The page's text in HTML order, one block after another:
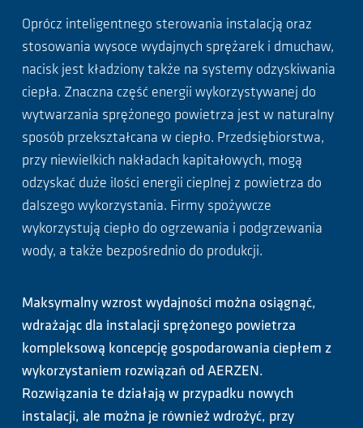
Oprócz inteligentnego sterowania instalacją oraz
stosowania wysoce wydajnych sprężarek i dmuchaw,
nacisk jest kładziony także na systemy odzyskiwania
ciepła. Znaczna część energii wykorzystywanej do
wytwarzania sprężonego powietrza jest w naturalny
sposób przekształcana w ciepło. Przedsiębiorstwa,
przy niewielkich nakładach kapitałowych, mogą
odzyskać duże ilości energii cieplnej z powietrza do
dalszego wykorzystania. Firmy spożywcze
wykorzystują ciepło do ogrzewania i podgrzewania
wody, a także bezpośrednio do produkcji.
Maksymalny wzrost wydajności można osiągnąć,
wdrażając dla instalacji sprężonego powietrza
kompleksową koncepcję gospodarowania ciepłem z
wykorzystaniem rozwiązań od AERZEN.
Rozwiązania te działają w przypadku nowych
instalacji, ale można je również wdrożyć, przy